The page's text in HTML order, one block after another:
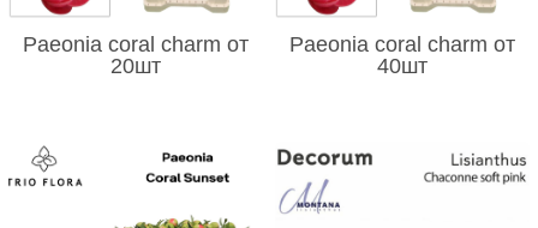
Paeonia coral charm от
20шт
Paeonia coral charm от
40шт